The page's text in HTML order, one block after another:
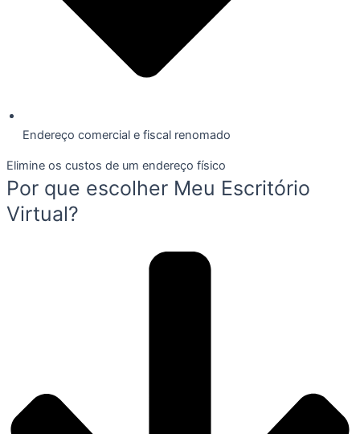
Endereço comercial e fiscal renomado
Elimine os custos de um endereço físico
Por que escolher Meu Escritório
Virtual?